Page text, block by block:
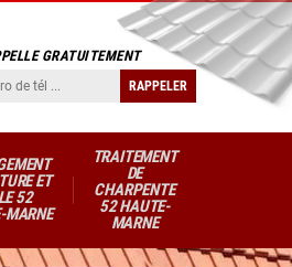
GRATUITEMENT
ET
52
MARNE
TRAITEMENT
DE
CHARPENTE
52 HAUTE-
MARNE